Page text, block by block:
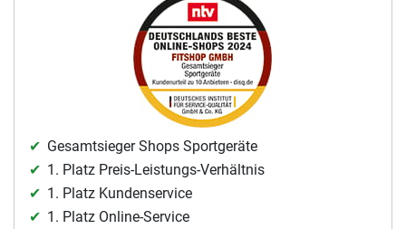
Gesamtsieger Shops Sportgeräte
1. Platz Preis-Leistungs-Verhältnis
1. Platz Kundenservice
1. Platz Online-Service